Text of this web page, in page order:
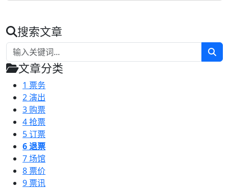
搜索文章
文章分类
1 票务
2演出
3 购票
4抢票
5订票
6退票
7场馆
8票价
9票讯